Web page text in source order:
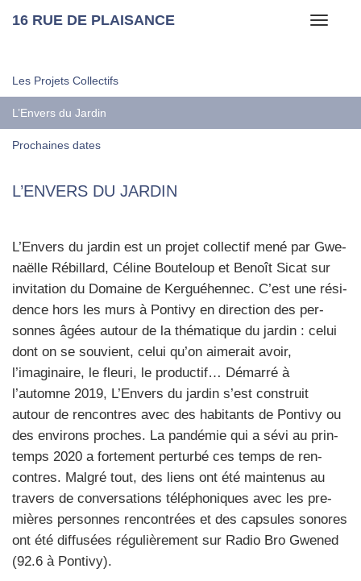
Toggle
16 RUE DE PLAISANCE
Les Projets Collectifs
L’Envers du Jardin
Prochaines dates
L’ENVERS DU JARDIN
L’Envers du jar­din est un pro­jet col­lec­tif mené par Gwe­
naëlle Rébillard, Céline Bou­te­loup et Benoît Sicat sur
invi­ta­tion du Domaine de Ker­gué­hen­nec. C’est une rési­
dence hors les murs à Pon­ti­vy en direc­tion des per­
sonnes âgées autour de la thé­ma­tique du jar­din : celui
dont on se sou­vient, celui qu’on aime­rait avoir,
l’imaginaire, le fleu­ri, le pro­duc­tif… Démar­ré à
l’automne 2019, L’Envers du jar­din s’est construit
autour de ren­contres avec des habi­tants de Pon­ti­vy ou
des envi­rons proches. La pan­dé­mie qui a sévi au prin­
temps 2020 a for­te­ment per­tur­bé ces temps de ren­
contres. Mal­gré tout, des liens ont été main­te­nus au
tra­vers de conver­sa­tions télé­pho­niques avec les pre­
mières per­sonnes ren­con­trées et des cap­sules sonores
ont été dif­fu­sées régu­liè­re­ment sur Radio Bro Gwe­ned
(92.6 à Pon­ti­vy).